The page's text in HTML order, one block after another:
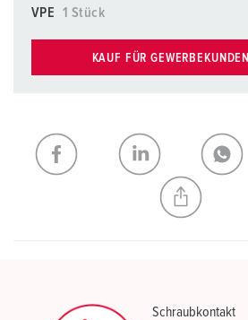
VPE
1 Stück
KAUF FÜR GEWERBEKUNDEN
Schraubkontakt